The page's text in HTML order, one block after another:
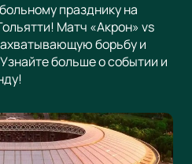
празднику на
Матч «Акрон» vs
борьбу и
больше о событии и